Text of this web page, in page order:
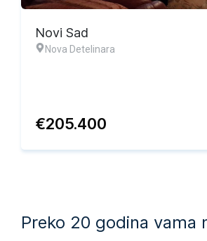
Novi Sad
Nova Detelinara
€205.400
Preko 20 godina vama